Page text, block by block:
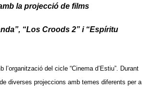
la projecció de films
“Los Croods 2” i “Espíritu
del cicle “Cinema d’Estiu”. Durant
diverses projeccions amb temes diferents per a